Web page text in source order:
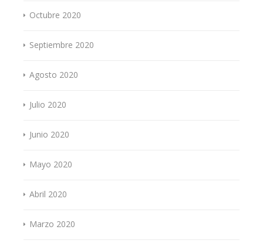
Octubre 2020
Septiembre 2020
Agosto 2020
Julio 2020
Junio 2020
Mayo 2020
Abril 2020
Marzo 2020